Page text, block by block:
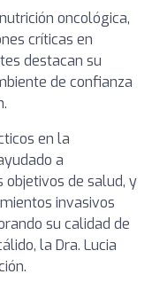
oncológica,
críticas en
destacan su
de confianza
en la
a
objetivos de salud, y
invasivos
su calidad de
la Dra. Lucia